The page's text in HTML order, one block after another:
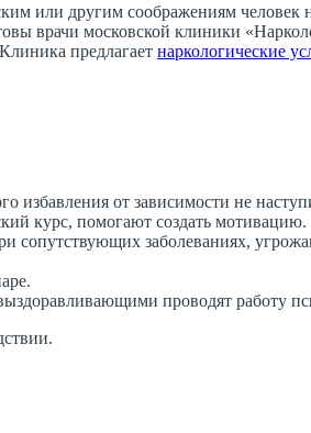
или другим соображениям человек
врачи московской клиники
предлагает наркологические
избавления от зависимости не
курс, помогают создать мотивацию.
сопутствующих заболеваниях,
проводят работу